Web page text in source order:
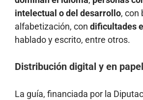
intelectual o del desarrollo, con
alfabetización, con dificultades
hablado y escrito, entre otros.
Distribución digital y en papel
La guía, financiada por la